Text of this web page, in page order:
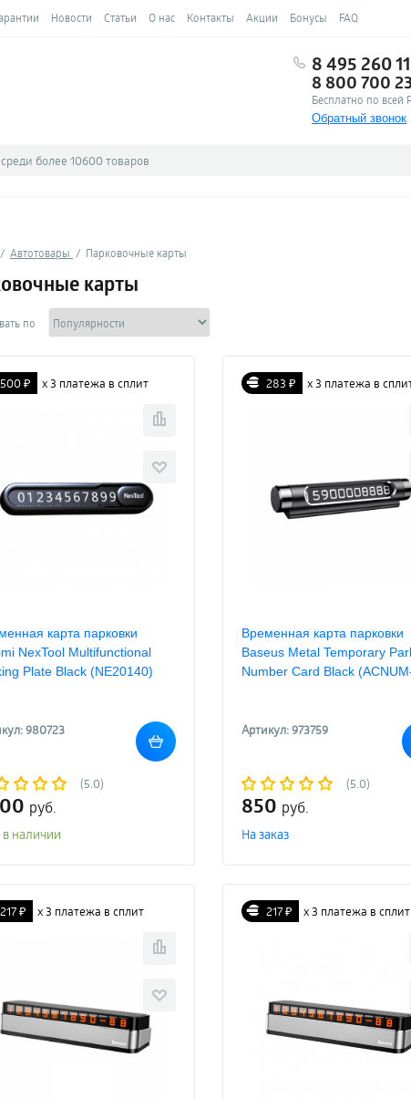
Новости Статьи О нас Контакты Акции Бонусы FAQ
8 495 260
8 800 700
Бесплатно по всей
Обратный звонок
Автотовары Парковочные карты
карты
по
500 ₽ х 3 платежа в сплит
карта парковки
NexTool Multifunctional
Plate Black (NE20140)
980723
(5.0)
руб.
в наличии
283 ₽ х 3 платежа в
Временная карта парковки
Baseus Metal Temporary
Number Card Black
Артикул: 973759
(5.0)
850 руб.
На заказ
217 ₽ х 3 платежа в сплит 217 ₽ х 3 платежа в сплит